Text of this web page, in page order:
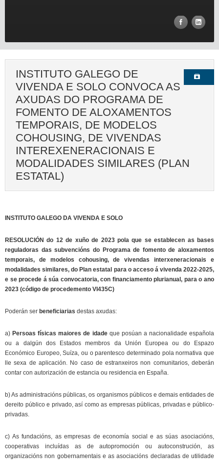
INSTITUTO GALEGO DE
VIVENDA E SOLO CONVOCA AS
AXUDAS DO PROGRAMA DE
FOMENTO DE ALOXAMENTOS
TEMPORAIS, DE MODELOS
COHOUSING, DE VIVENDAS
INTEREXENERACIONAIS E
MODALIDADES SIMILARES (PLAN
ESTATAL)
INSTITUTO GALEGO DA VIVENDA E SOLO
RESOLUCIÓN do 12 de xuño de 2023 pola que se establecen as bases
reguladoras das subvencións do Programa de fomento de aloxamentos
temporais, de modelos cohousing, de vivendas interxeneracionais e
modalidades similares, do Plan estatal para o acceso á vivenda 2022-2025,
e se procede á súa convocatoria, con financiamento plurianual, para o ano
2023 (código de procedemento VI435C)
Poderán ser beneficiarias destas axudas:
a) Persoas físicas maiores de idadeque posúan a nacionalidade española
ou a dalgún dos Estados membros da Unión Europea ou do Espazo
Económico Europeo, Suíza, ou o parentesco determinado pola normativa que
lle sexa de aplicación. No caso de estranxeiros non comunitarios, deberán
contar con autorización de estancia ou residencia en España.
b) As administracións públicas, os organismos públicos e demais entidades de
dereito público e privado, así como as empresas públicas, privadas e público-
privadas.
c) As fundacións, as empresas de economía social e as súas asociacións,
cooperativas incluídas as de autopromoción ou autoconstrución, as
organizacións non gobernamentais e as asociacións declaradas de utilidade